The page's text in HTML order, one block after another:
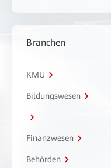
Branchen
KMU
Bildungswesen
Finanzwesen
Behörden